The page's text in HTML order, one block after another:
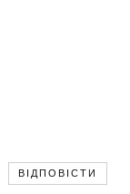
ВІДПОВІСТИ